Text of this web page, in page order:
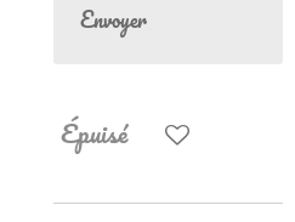
Envoyer
Épuisé